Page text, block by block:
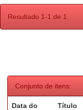
Resultado 1-1 de 1.
Conjunto de itens:
Data do
Título